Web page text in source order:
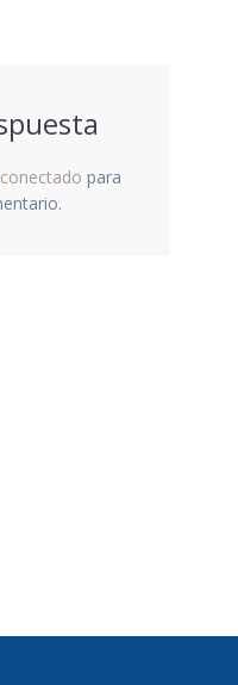
conectado para